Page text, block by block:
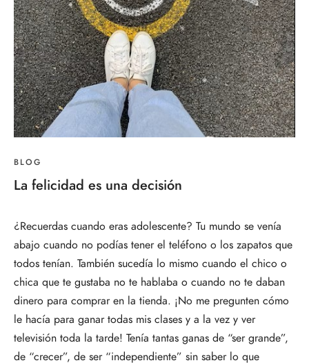
BLOG
La felicidad es una decisión
¿Recuerdas cuando eras adolescente? Tu mundo se venía
abajo cuando no podías tener el teléfono o los zapatos que
todos tenían. También sucedía lo mismo cuando el chico o
chica que te gustaba no te hablaba o cuando no te daban
dinero para comprar en la tienda. ¡No me pregunten cómo
le hacía para ganar todas mis clases y a la vez y ver
televisión toda la tarde! Tenía tantas ganas de “ser grande”,
de “crecer”, de ser “independiente” sin saber lo que